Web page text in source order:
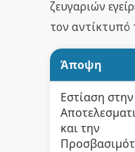
ζευγαριών
τον αντίκτυπό
Άποψη
Εστίαση στην
και την